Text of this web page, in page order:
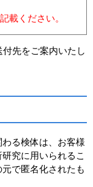
載ください。
先をご案内いたし
る検体は、お客様
究に用いられるこ
で匿名化されたも